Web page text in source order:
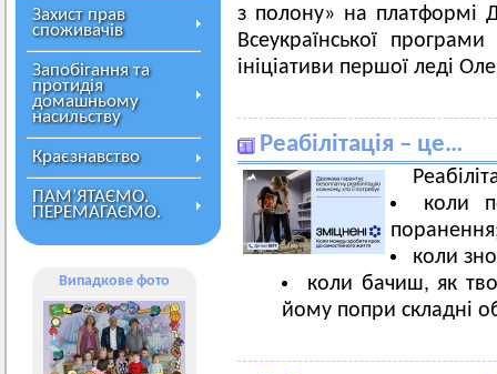
Захист прав
споживачів
Запобігання та
протидія
домашньому
насильству
Краєзнавство
ПАМ’ЯТАЄМО.
ПЕРЕМАГАЄМО.
Випадкове фото
з полону» на платформі
Всеукраїнської
ініціативи першої леді
Реабілітація – це…
коли
коли
коли бачиш, як
йому попри складні